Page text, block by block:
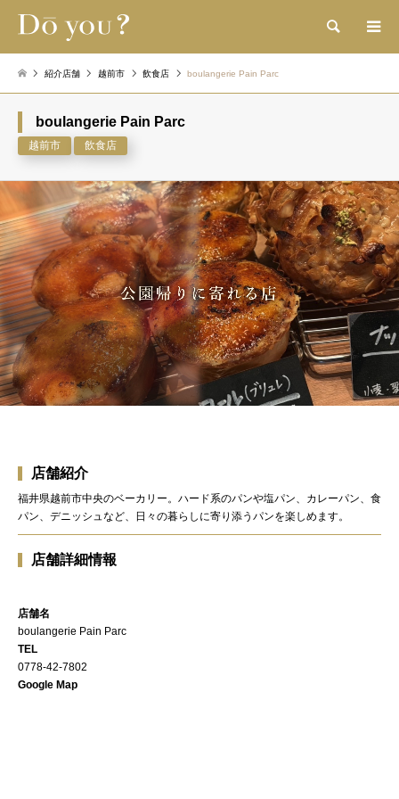
検索
紹介店舗 越前市 飲食店 boulangerie Pain Parc
boulangerie Pain Parc
越前市 飲食店
店舗紹介
福井県越前市中央のベーカリー。ハード系のパンや塩パン、カレーパン、食
パン、デニッシュなど、日々の暮らしに寄り添うパンを楽しめます。
店舗詳細情報
店舗名
boulangerie Pain Parc
TEL
0778-42-7802
Google Map